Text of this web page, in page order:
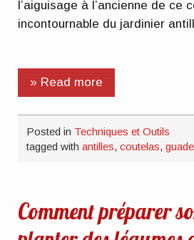
l’aiguisage à l’ancienne de ce
incontournable du jardinier
» Read more
Posted in Techniques et Outils
tagged withantilles,coutelas,
Comment préparer